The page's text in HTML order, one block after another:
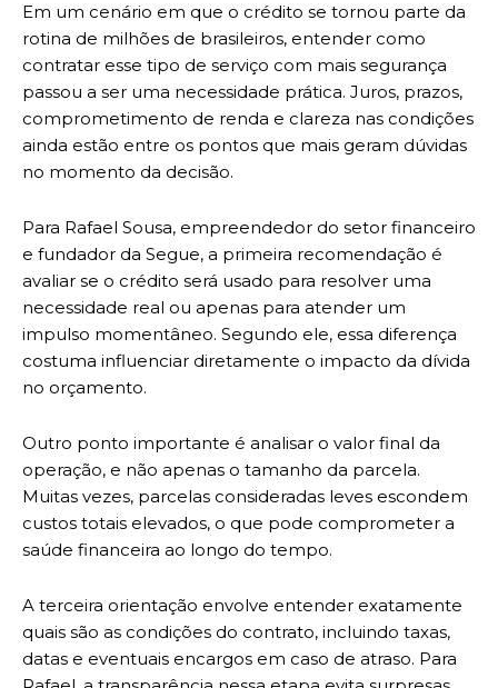
Em um cenário em que o crédito se tornou parte da
rotina de milhões de brasileiros, entender como
contratar esse tipo de serviço com mais segurança
passou a ser uma necessidade prática. Juros, prazos,
comprometimento de renda e clareza nas condições
ainda estão entre os pontos que mais geram dúvidas
no momento da decisão.
Para Rafael Sousa, empreendedor do setor financeiro
e fundador da Segue, a primeira recomendação é
avaliar se o crédito será usado para resolver uma
necessidade real ou apenas para atender um
impulso momentâneo. Segundo ele, essa diferença
costuma influenciar diretamente o impacto da dívida
no orçamento.
Outro ponto importante é analisar o valor final da
operação, e não apenas o tamanho da parcela.
Muitas vezes, parcelas consideradas leves escondem
custos totais elevados, o que pode comprometer a
saúde financeira ao longo do tempo.
A terceira orientação envolve entender exatamente
quais são as condições do contrato, incluindo taxas,
datas e eventuais encargos em caso de atraso. Para